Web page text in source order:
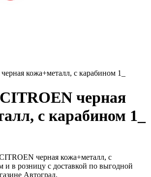
кожа+металл, с карабином 1_
черная
с карабином 1_